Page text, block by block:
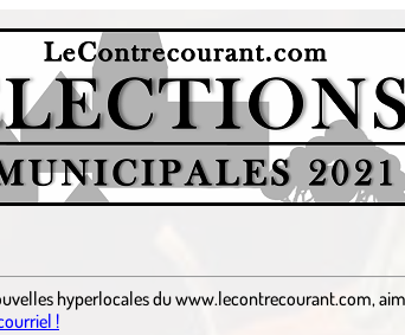
hyperlocalesduwww.lecontrecourant.com,
!